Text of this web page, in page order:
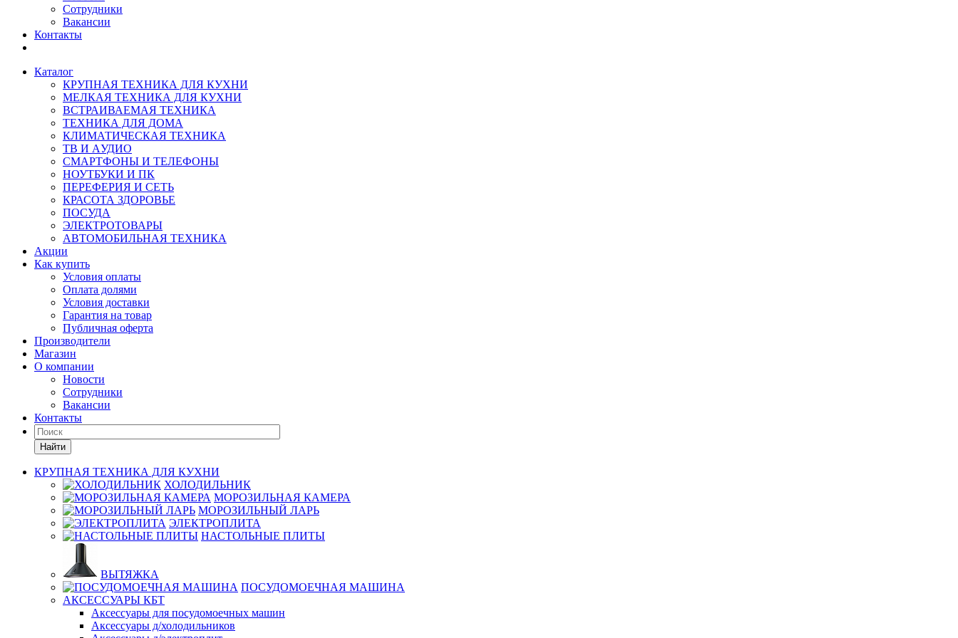
Сотрудники
Вакансии
Контакты
Каталог
КРУПНАЯ ТЕХНИКА ДЛЯ КУХНИ
МЕЛКАЯ ТЕХНИКА ДЛЯ КУХНИ
ВСТРАИВАЕМАЯ ТЕХНИКА
ТЕХНИКА ДЛЯ ДОМА
КЛИМАТИЧЕСКАЯ ТЕХНИКА
ТВ И AУДИО
СМАРТФОНЫ И ТЕЛЕФОНЫ
НОУТБУКИ И ПК
ПЕРЕФЕРИЯ И СЕТЬ
КРАСОТА ЗДОРОВЬЕ
ПОСУДА
ЭЛЕКТРОТОВАРЫ
АВТОМОБИЛЬНАЯ ТЕХНИКА
Акции
Как купить
Условия оплаты
Оплата долями
Условия доставки
Гарантия на товар
Публичная оферта
Производители
Магазин
О компании
Новости
Сотрудники
Вакансии
Контакты
Найти
КРУПНАЯ ТЕХНИКА ДЛЯ КУХНИ
ХОЛОДИЛЬНИК
МОРОЗИЛЬНАЯ КАМЕРА
МОРОЗИЛЬНЫЙ ЛАРЬ
ЭЛЕКТРОПЛИТА
НАСТОЛЬНЫЕ ПЛИТЫ
ВЫТЯЖКА
ПОСУДОМОЕЧНАЯ МАШИНА
АКСЕССУАРЫ КБТ
Аксессуары для посудомоечных машин
Аксессуары д/холодильников